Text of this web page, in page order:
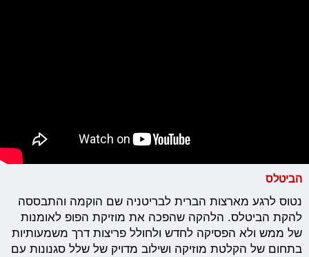
הביטלס
נטוס לרגע מארצות הברית לבריטניה שם הוקמה והתבססה
להקת הביטלס. הלהקה שהפכה את מוזיקת הפופ לאומנות
של ממש ולא הפסיקה לחדש ולחולל פריצות דרך משמעותיות
בתחום של הקלטת מוזיקה ושילוב מדויק של שלל סגנונות עם